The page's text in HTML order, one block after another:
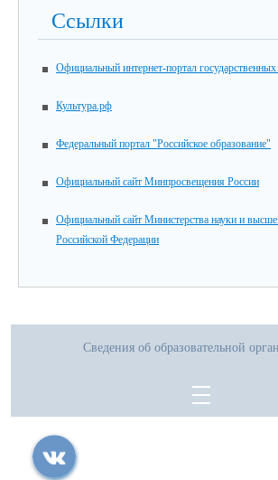
Ссылки
Официальный интернет-портал государственных
Культура.рф
Федеральный портал "Российское образование"
Официальный сайт Минпросвещения России
Официальный сайт Министерства науки и
Российской Федерации
Сведения об образовательной